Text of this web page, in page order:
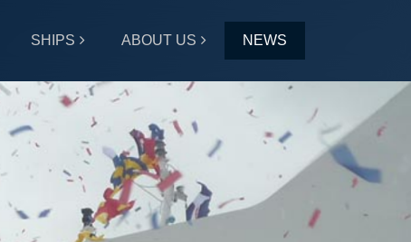
SHIPS ABOUT US NEWS